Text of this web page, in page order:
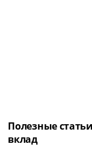
Полезные
вклад